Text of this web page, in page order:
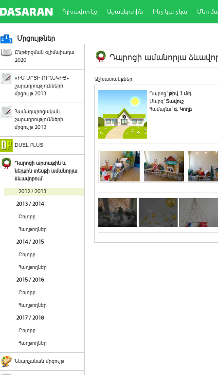
Գլխավոր էջ Աշակերտին Ինչ կա-չկա Մեր
Մրցույթներ
Ընթերցման օլիմպիադա
2020
«ԻՄ ՍՐՏԻ ՈՒՂԵԿԻՑ»
շարադրությունների
մրցույթ 2013
Համադպրոցական
շարադրությունների
մրցույթ 2013
DUEL PLUS
Դպրոցի արտաքին և
ներքին տեսքի ամանորյա
ձևավորում
2012 / 2013
2013 / 2014
Բոլորը
Հաղթողներ
2014 / 2015
Բոլորը
Հաղթողներ
2015 / 2016
Բոլորը
Հաղթողներ
2017 / 2018
Բոլորը
Հաղթողներ
Նկարչական մրցույթ
Դպրոցի ամանորյա
Աշխատանքներ
Դպրոց`թիվ 1 մ/դ
Մարզ`Տավուշ
Համայնք`գ. Կողբ